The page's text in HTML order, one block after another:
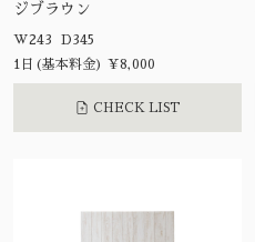
ジブラウン
W243 D345
1日(基本料金) ¥8,000
CHECK LIST